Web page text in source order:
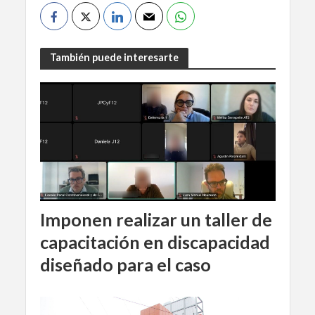
También puede interesarte
Imponen realizar un taller de
capacitación en discapacidad
diseñado para el caso